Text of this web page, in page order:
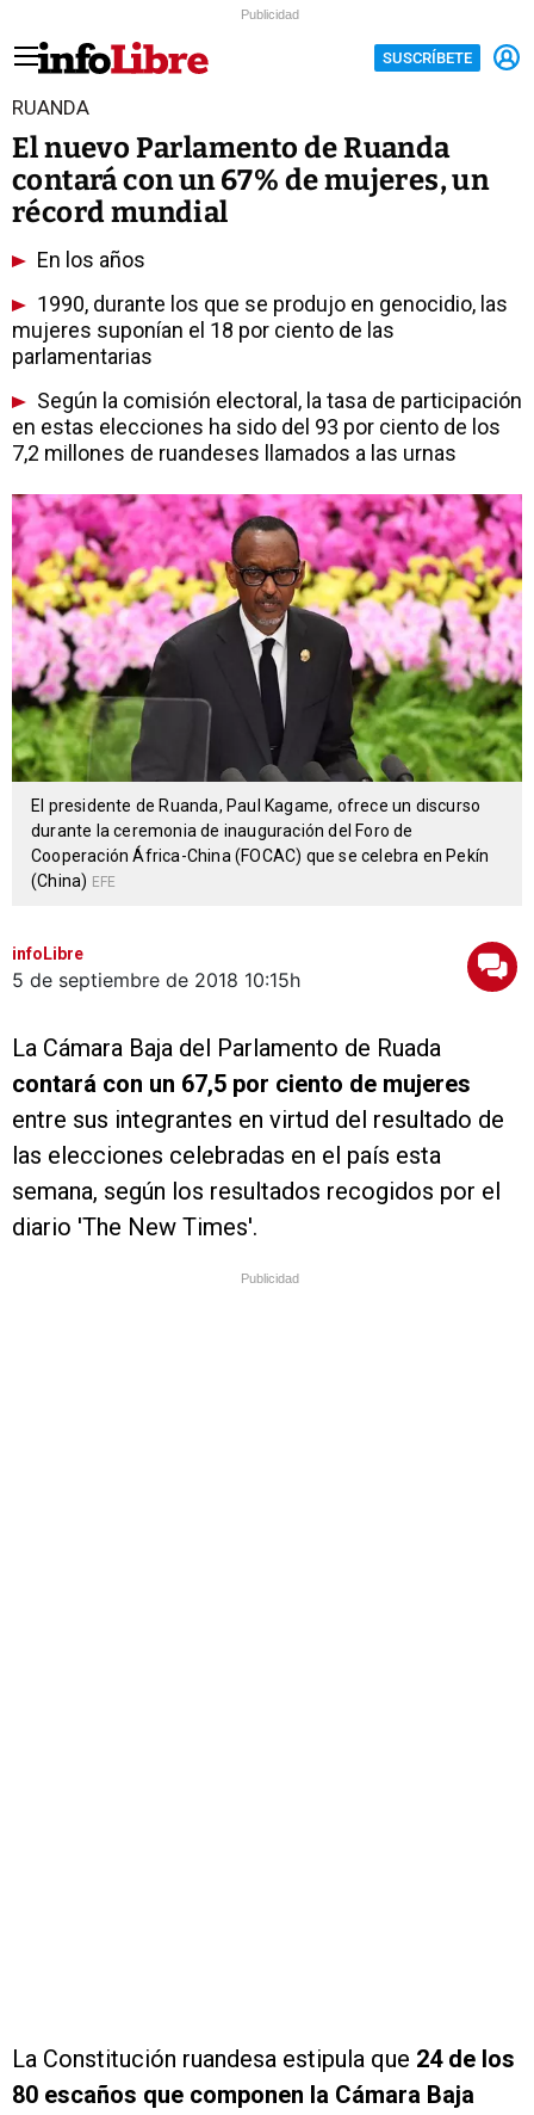
Publicidad
SUSCRÍBETE
RUANDA
El nuevo Parlamento de Ruanda
contará con un 67% de mujeres, un
récord mundial
En los años
1990, durante los que se produjo en genocidio, las
mujeres suponían el 18 por ciento de las
parlamentarias
Según la comisión electoral, la tasa de participación
en estas elecciones ha sido del 93 por ciento de los
7,2 millones de ruandeses llamados a las urnas
El presidente de Ruanda, Paul Kagame, ofrece un discurso
durante la ceremonia de inauguración del Foro de
Cooperación África-China (FOCAC) que se celebra en Pekín
(China) EFE
infoLibre
5 de septiembre de 2018 10:15h
La Cámara Baja del Parlamento de Ruada
contará con un 67,5 por ciento de mujeres
entre sus integrantes en virtud del resultado de
las elecciones celebradas en el país esta
semana, según los resultados recogidos por el
diario 'The New Times'.
Publicidad
La Constitución ruandesa estipula que 24 de los
80 escaños que componen la Cámara Baja